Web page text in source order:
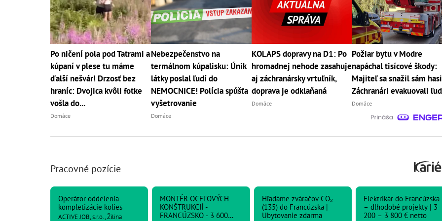
Po ničení pola pod Tatrami a
kúpaní v plese tu máme
ďalší nešvár! Drzosť bez
hraníc: Dvojica kvôli fotke
vošla do...
Domáce
Nebezpečenstvo na
termálnom kúpalisku: Únik
látky poslal ľudí do
NEMOCNICE! Polícia spúšťa
vyšetrovanie
Domáce
KOLAPS dopravy na D1: Po
hromadnej nehode zasahuje
aj záchranársky vrtuľník,
doprava je odklaňaná
Domáce
Požiar bytu v Modre
napáchal tisícové škody:
Majiteľ sa snažil sám
Záchranári evakuovali
Domáce
Pracovné pozície
Operátor oddelenia
kompletizácie kolies
ACTIVE JOB, s.r.o., Žilina
MONTÉR OCEĽOVÝCH
KONŠTRUKCIÍ -
FRANCÚZSKO - 3 600
Hľadáme zváračov CO₂
(135) do Francúzska |
Ubytovanie zdarma
Elektrikár do Francúzska
– dlhodobé projekty | 3
200 – 3 800 € netto